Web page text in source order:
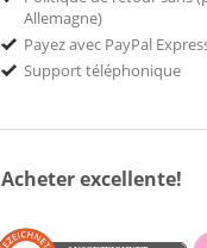
Allemagne)
Payez avec PayPal
Support téléphonique
Acheter excellente!